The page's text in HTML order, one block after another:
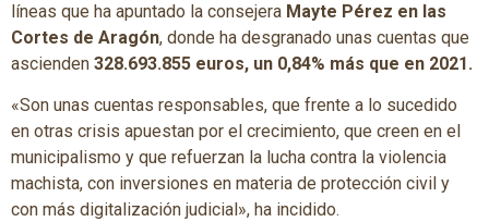
líneas que ha apuntado la consejera Mayte Pérez en las
Cortes de Aragón, donde ha desgranado unas cuentas que
ascienden 328.693.855 euros, un 0,84% más que en 2021.
«Son unas cuentas responsables, que frente a lo sucedido
en otras crisis apuestan por el crecimiento, que creen en el
municipalismo y que refuerzan la lucha contra la violencia
machista, con inversiones en materia de protección civil y
con más digitalización judicial», ha incidido.